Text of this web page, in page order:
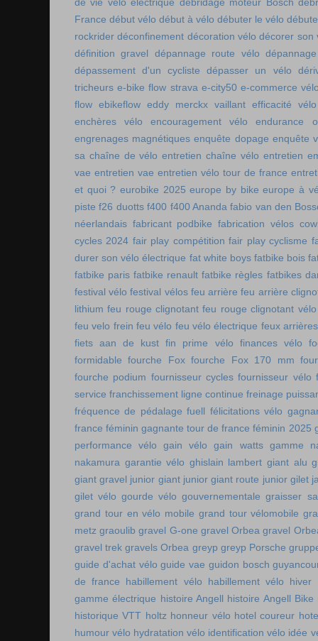
France début vélo début à vélo débuter le vélo
rockrider déconfinement décoration vélo décorer son
définition gravel
dépannage route vélo
dépassement d'un cycliste
dépasser un vélo
tricheurs e-bike flow strava e-city50 e-commerce
flow ebikeflow eddy merckx vaillant efficacité vélo
enchères vélo
encouragement vélo
endurance
engrenages magnétiques enquête dopage enquête
sa chaîne de vélo entretien chaîne vélo entretien
vae entretien vae entretien vélo tour de france
et quoi ? eurobike 2025 europe by bike europe à
piste f26 duotts f400 f400 Ananda fabio van den
néerlandais fabricant podbike fabrication vélos
cycles 2024 fair play compétition fair play cyclisme
durer son vélo électrique fat white boys fatbike bois
fatbike paris fatbike renault fatbike règles fatbikes
festival vélo festival vélos feu arrière feu arrière
lithium feu rouge clignotant feu rouge clignotant vélo
feu velo frein feu vélo feu vélo électrique feux
fiets aan de kust fin prime vélo finances vélo
formidable fourche Fox fourche Fox 170 mm
fourche podium fournisseur cycles fournisseur vélo
service franchissement ligne continue freinage
fréquence de pédalage fuell félicitations vélo
france féminin gagnante tour de france féminin 2025
performance vélo
gain vélo gain watts gamme
nakamura garantie vélo ghislain lambert giant alu
giant gravel junior giant junior giant route junior gilet
gilet vélo gourde vélo gouvernementale graisser
grand tour en vélo mobile grand tour vélomobile
metz graoulib gravel G-one gravel Orbea gravel
gravel trek gravels Orbea greyp greyp Porsche
guide d'achat vélo guide vae guidon bosch
de france
habillement vélo habillement vélo hiver
gamme électrique histoire Angell histoire Angell Bike
historique VTT holtz honneur vélo hotel coureur
humour vélo hydratation vélo identification vélo idée